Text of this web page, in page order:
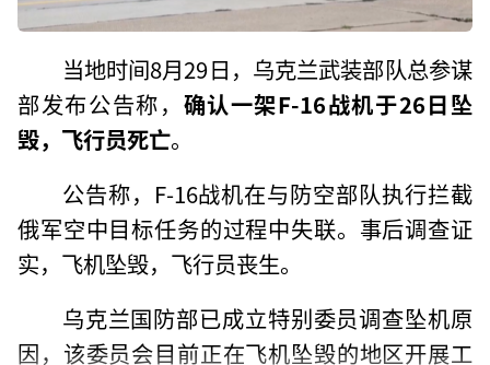
当地时间8月29日，乌克兰武装部队总参谋
部发布公告称， 确认一架F-16战机于26日坠
毁，飞行员死亡。
公告称，F-16战机在与防空部队执行拦截
俄军空中目标任务的过程中失联。事后调查证
实，飞机坠毁，飞行员丧生。
乌克兰国防部已成立特别委员调查坠机原
因，该委员会目前正在飞机坠毁的地区开展工